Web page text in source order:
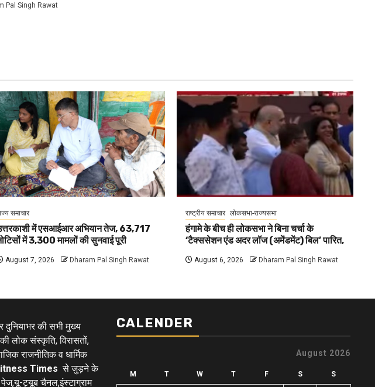
Pal Singh Rawat
समाचार
में एसआईआर अभियान तेज, 63,717
में 3,300 मामलों की सुनवाई पूरी
August 7, 2026 Dharam Pal Singh Rawat
राष्ट्रीय समाचार लोकसभा-राज्यसभा
हंगामे के बीच ही लोकसभा ने बिना चर्चा के
‘टैक्ससेशन एंड अदर लॉज (अमेंडमेंट) बिल’ पारित,
August 6, 2026 Dharam Pal Singh Rawat
दुनियाभर की सभी मुख्य
लोक संस्कृति, विरासतों,
राजनीतिक व धार्मिक
Times से जुड़ने के
ट्यूब चैनल,इंस्टाग्राम
CALENDER
August 2026
M T W T F S S